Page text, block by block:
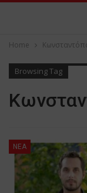
Home
Browsing Tag
NEA